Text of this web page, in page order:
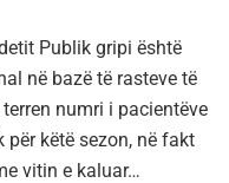
Publik gripi është
në bazë të rasteve të
numri i pacientëve
këtë sezon, në fakt
vitin e kaluar…